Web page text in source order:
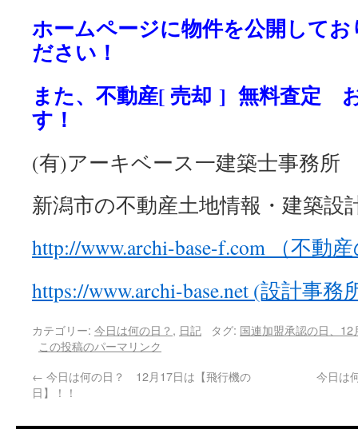
ホームページに物件を公開して
ださい！
また、不動産[ 売却 ] 無料査定
す！
(有)アーキベース一建築士事務所
新潟市の不動産土地情報・建築設
http://www.archi-base-f.com （不動
https://www.archi-base.net (設計事
カテゴリー: 今日は何の日？ , 日記 タグ: 国連加盟承認の日、12
この投稿のパーマリンク
← 今日は何の日？ 12月17日は【飛行機の
日】！！
今日は